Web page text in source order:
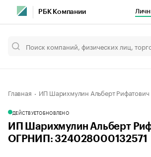
РБК Компании
Главная ИП Шарихмулин Альберт Рифатович
ДЕЙСТВУЕТОБНОВЛЕНО
ИП Шарихмулин Альберт
ОГРНИП: 324028000132571